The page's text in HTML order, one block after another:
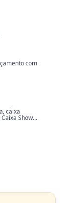
com
caixa
Show...